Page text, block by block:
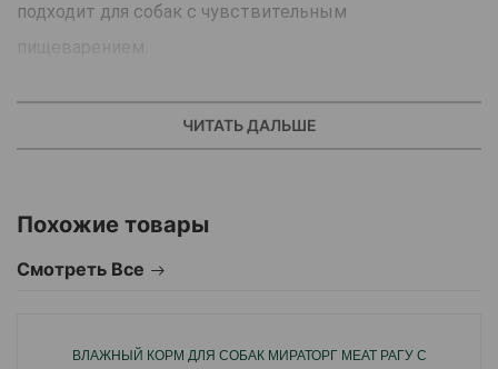
подходит для собак с чувствительным
качественным животным белком и насыщенным
вкусом, а добавление петрушки способствует
качества корма.
Корм не содержит сои, искусственных красителей и
ЧИТАТЬ ДАЛЬШЕ
Похожие товары
Смотреть Все
ВЛАЖНЫЙ КОРМ ДЛЯ СОБАК МИРАТОРГ MEAT РАГУ С